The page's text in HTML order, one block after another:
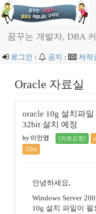
꿈꾸는 개발자, DBA
로그인 : 공지 : 저작
Oracle 자료실
oracle 10g 설치파일
32bit 설치 예정
by 이인영 [자료요청]
32bit
안녕하세요,
Windows Server
10g 설치 파일이